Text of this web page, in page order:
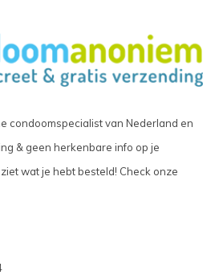
condoomspecialist van Nederland en
& geen herkenbare info op je
wat je hebt besteld! Check onze